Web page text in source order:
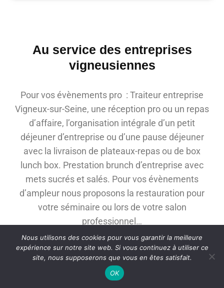
Au service des entreprises
vigneusiennes
Pour vos évènements pro : Traiteur entreprise
Vigneux-sur-Seine, une réception pro ou un repas
d’affaire, l’organisation intégrale d’un petit
déjeuner d’entreprise ou d’une pause déjeuner
avec la livraison de plateaux-repas ou de box
lunch box. Prestation brunch d’entreprise avec
mets sucrés et salés. Pour vos évènements
d’ampleur nous proposons la restauration pour
votre séminaire ou lors de votre salon
professionnel…
Nous utilisons des cookies pour vous garantir la meilleure
expérience sur notre site web. Si vous continuez à utiliser ce
site, nous supposerons que vous en êtes satisfait.
OK